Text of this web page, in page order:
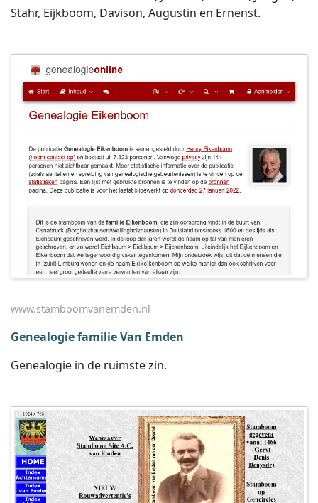
Stahr, Eijkboom, Davison, Augustin en Ernenst.
www.stamboomvanemden.nl
Genealogie familie Van Emden
Genealogie in de ruimste zin.